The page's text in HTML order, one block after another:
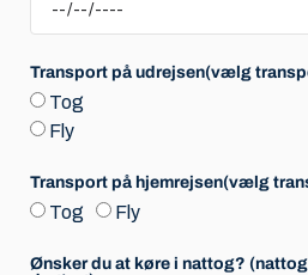
Transport på udrejsen(vælg
Tog
Fly
Transport på hjemrejsen(vælg
Tog Fly
Ønsker du at køre i nattog?